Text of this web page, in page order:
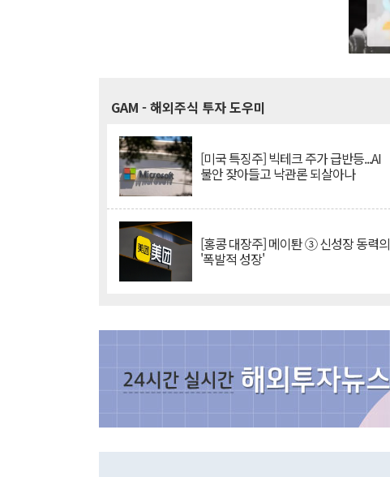
GAM - 해외주식 투자 도우미
[미국 특징주] 빅테크 주가 급반등...AI
불안 잦아들고 낙관론 되살아나
[홍콩 대장주] 메이퇀 ③ 신성장 동력의
'폭발적 성장'